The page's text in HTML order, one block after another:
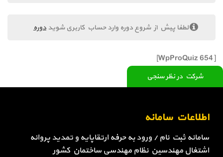
شرکت در نظر سنجی
لطفا پیش از شروع دوره وارد حساب کاربری شویددوره
[WpProQuiz 654]
اطلاعات سامانه
سامانه ثبت نام / ورود به حرفه ارتقاپایه و تمدید پروانه
اشتغال مهندسین نظام مهندسی ساختمان کشور